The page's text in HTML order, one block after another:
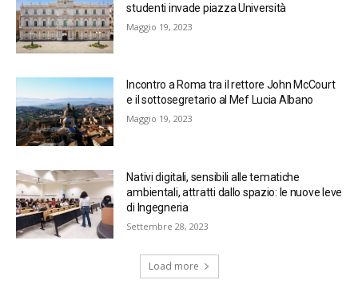
studenti invade piazza Università
Maggio 19, 2023
Incontro a Roma tra il rettore John McCourt
e il sottosegretario al Mef Lucia Albano
Maggio 19, 2023
Nativi digitali, sensibili alle tematiche
ambientali, attratti dallo spazio: le nuove leve
di Ingegneria
Settembre 28, 2023
Load more